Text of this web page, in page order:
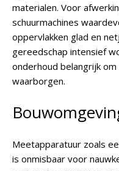
materialen. Voor
schuurmachines
oppervlakken glad en
gereedschap intensief
onderhoud belangrijk
waarborgen.
Meetapparatuur zoals
is onmisbaar voor